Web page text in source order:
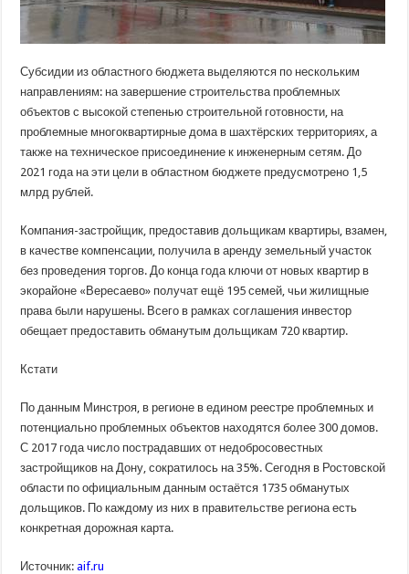
Субсидии из областного бюджета выделяются по нескольким
направлениям: на завершение строительства проблемных
объектов с высокой степенью строительной готовности, на
проблемные многоквартирные дома в шахтёрских территориях, а
также на техническое присоединение к инженерным сетям. До
2021 года на эти цели в областном бюджете предусмотрено 1,5
млрд рублей.
Компания-застройщик, предоставив дольщикам квартиры, взамен,
в качестве компенсации, получила в аренду земельный участок
без проведения торгов. До конца года ключи от новых квартир в
экорайоне «Вересаево» получат ещё 195 семей, чьи жилищные
права были нарушены. Всего в рамках соглашения инвестор
обещает предоставить обманутым дольщикам 720 квартир.
Кстати
По данным Минстроя, в регионе в едином реестре проблемных и
потенциально проблемных объектов находятся более 300 домов.
С 2017 года число пострадавших от недобросовестных
застройщиков на Дону, сократилось на 35%. Сегодня в Ростовской
области по официальным данным остаётся 1735 обманутых
дольщиков. По каждому из них в правительстве региона есть
конкретная дорожная карта.
Источник:aif.ru